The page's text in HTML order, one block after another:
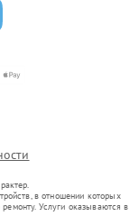
в отношении которых
Услуги оказываются в